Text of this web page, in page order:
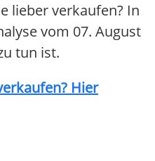
lieber verkaufen? In
vom 07. August
tun ist.
Hier